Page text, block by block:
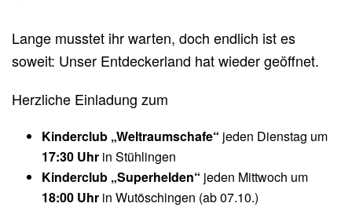
Lange musstet ihr warten, doch endlich ist es
soweit: Unser Entdeckerland hat wieder geöffnet.
Herzliche Einladung zum
Kinderclub „Weltraumschafe“ jeden Dienstag um
17:30 Uhrin Stühlingen
Kinderclub „Superhelden“ jeden Mittwoch um
18:00 Uhr in Wutöschingen (ab 07.10.)